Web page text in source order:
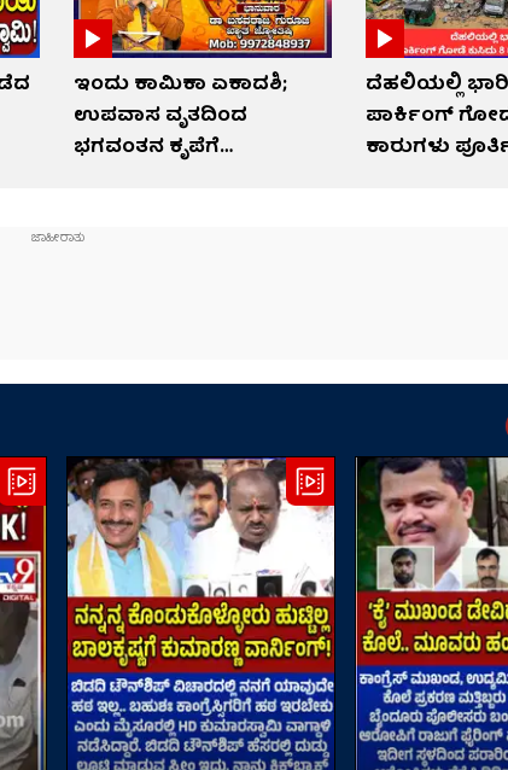
ಇಂದು ಕಾಮಿಕಾ ಏಕಾದಶಿ;
ಉಪವಾಸ ವೃತದಿಂದ
ಭಗವಂತನ ಕೃಪೆಗೆ
ದೆಹಲಿಯಲ್ಲಿ
ಪಾರ್ಕಿಂಗ್ ಗೋಡೆ
ಕಾರುಗಳು